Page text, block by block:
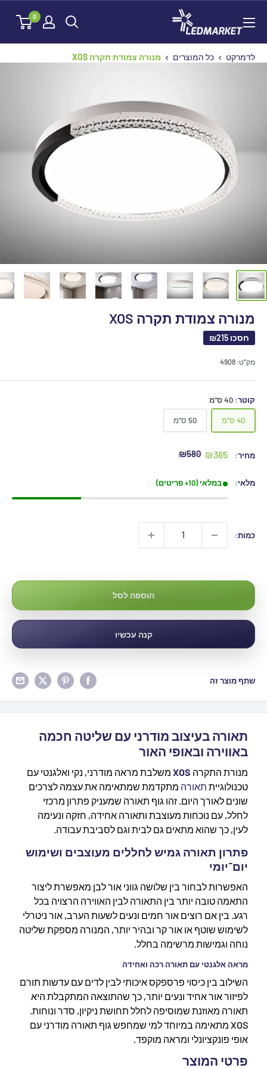
לתוכן
0
לדמרקט כל המוצרים מנורה צמודת תקרה XOS
מנורה צמודת תקרה XOS
חסכו ₪215
מק"ט: 4908
קוטר: 40 ס"מ
40 ס"מ 50 ס"מ
מחיר:
מחיר
₪365 מחיר
₪580
מלאי: במלאי (10+ פריטים)
כמות:
הוספה לסל
קנה עכשיו
שתף מוצר זה
תאורה בעיצוב מודרני עם שליטה חכמה
באווירה ובאופי האור
מנורת התקרה XOS משלבת מראה מודרני, נקי ואלגנטי עם
טכנולוגיית תאורה מתקדמת שמתאימה את עצמה לצרכים
שונים לאורך היום. זהו גוף תאורה שמעניק פתרון מרכזי
לחלל, עם נוכחות מעוצבת ותאורה אחידה, חזקה ונעימה
לעין, כך שהוא מתאים גם לבית וגם לסביבת עבודה.
פתרון תאורה גמיש לחללים מעוצבים ושימוש
יום־יומי
האפשרות לבחור בין שלושה גווני אור לבן מאפשרת ליצור
התאמה טובה יותר בין התאורה לבין האווירה הרצויה בכל
רגע. בין אם רוצים אור חמים ונעים לשעות הערב, אור ניטרלי
לשימוש שוטף או אור קר ובהיר יותר, המנורה מספקת שליטה
נוחה וגמישות מרשימה בחלל.
מראה אלגנטי עם תאורה רכה ואחידה
השילוב בין כיסוי פרספקס איכותי לבין לדים עם עדשות תורם
לפיזור אור אחיד ונעים יותר, כך שהתוצאה המתקבלת היא
תאורה מאוזנת שמוסיפה לחלל תחושת ניקיון, סדר ונוחות.
XOS מתאימה במיוחד למי שמחפש גוף תאורה מודרני עם
אופי פונקציונלי ומראה מוקפד.
פרטי המוצר